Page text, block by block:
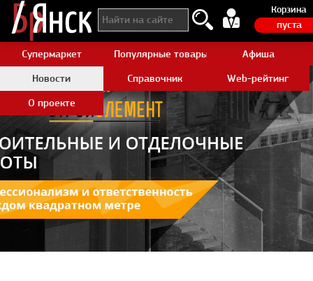
Корзина
пуста
Супермаркет Популярные товары AliexpressАфиша
Новости
Справочник
Web-рейтинг
О проекте